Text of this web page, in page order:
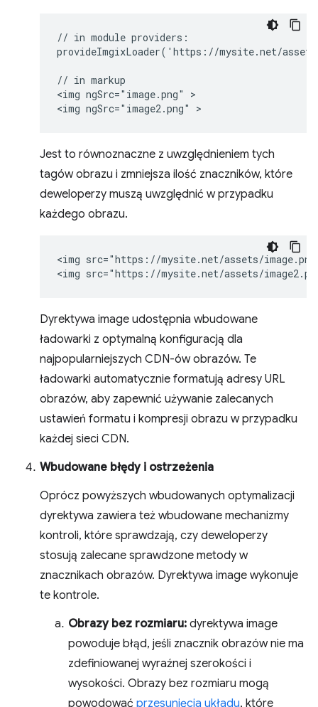
// in module providers:
provideImgixLoader('https://mysite.net/
// in markup
<img ngSrc="image.png" >
Jest to równoznaczne z uwzględnieniem tych
tagów obrazu i zmniejsza ilość znaczników, które
deweloperzy muszą uwzględnić w przypadku
każdego obrazu.
<img src="https://mysite.net/assets/
Dyrektywa image udostępnia wbudowane
ładowarki z optymalną konfiguracją dla
najpopularniejszych CDN-ów obrazów. Te
ładowarki automatycznie formatują adresy URL
obrazów, aby zapewnić używanie zalecanych
ustawień formatu i kompresji obrazu w przypadku
każdej sieci CDN.
Wbudowane błędy i ostrzeżenia
Oprócz powyższych wbudowanych optymalizacji
dyrektywa zawiera też wbudowane mechanizmy
kontroli, które sprawdzają, czy deweloperzy
stosują zalecane sprawdzone metody w
znacznikach obrazów. Dyrektywa image wykonuje
te kontrole.
Obrazy bez rozmiaru: dyrektywa image
powoduje błąd, jeśli znacznik obrazów nie ma
zdefiniowanej wyraźnej szerokości i
wysokości. Obrazy bez rozmiaru mogą
powodować przesunięcia układu, które